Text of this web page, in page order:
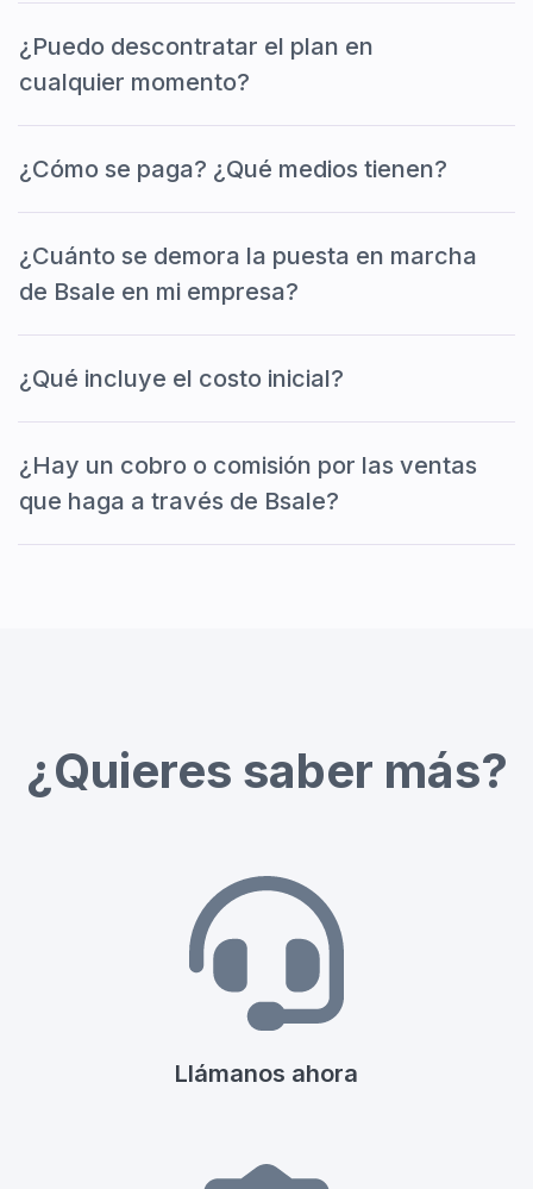
¿Puedo descontratar el plan en
cualquier momento?
¿Cómo se paga? ¿Qué medios tienen?
¿Cuánto se demora la puesta en marcha
de Bsale en mi empresa?
¿Qué incluye el costo inicial?
¿Hay un cobro o comisión por las ventas
que haga a través de Bsale?
¿Quieres saber más?
Llámanos ahora